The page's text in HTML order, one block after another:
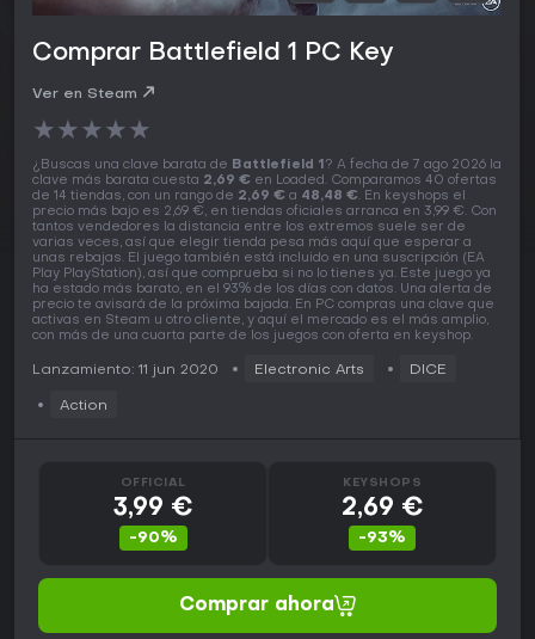
Comprar Battlefield 1 PC Key
Ver en Steam
★★★★★
¿Buscas una clave barata de Battlefield 1? A fecha de 7 ago 2026 la
clave más barata cuesta 2,69 € en Loaded. Comparamos 40 ofertas
de 14 tiendas, con un rango de 2,69 € a 48,48 €. En keyshops el
precio más bajo es 2,69 €, en tiendas oficiales arranca en 3,99 €. Con
tantos vendedores la distancia entre los extremos suele ser de
varias veces, así que elegir tienda pesa más aquí que esperar a
unas rebajas. El juego también está incluido en una suscripción (EA
Play PlayStation), así que comprueba si no lo tienes ya. Este juego ya
ha estado más barato, en el 93% de los días con datos. Una alerta de
precio te avisará de la próxima bajada. En PC compras una clave que
activas en Steam u otro cliente, y aquí el mercado es el más amplio,
con más de una cuarta parte de los juegos con oferta en keyshop.
Lanzamiento: 11 jun 2020 Electronic Arts DICE
Action
OFFICIAL
3,99 €
-90%
KEYSHOPS
2,69 €
-93%
Comprar ahora